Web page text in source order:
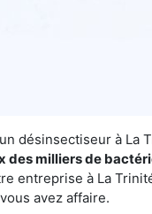
désinsectiseur à La
des milliers de
entreprise à La
avez affaire.